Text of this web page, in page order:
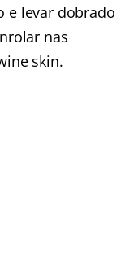
e levar dobrado
nas
skin.